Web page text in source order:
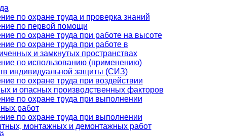
по охране труда и проверка знаний
по первой помощи
по охране труда при работе на высоте
по охране труда при работе в
и замкнутых пространствах
по использованию (применению)
индивидуальной защиты (СИЗ)
по охране труда при воздействии
и опасных производственных факторов
по охране труда при выполнении
работ
по охране труда при выполнении
монтажных и демонтажных работ